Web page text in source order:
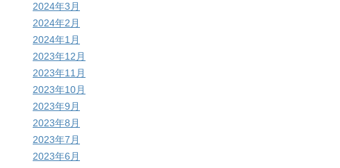
2024年3月
2024年2月
2024年1月
2023年12月
2023年11月
2023年10月
2023年9月
2023年8月
2023年7月
2023年6月